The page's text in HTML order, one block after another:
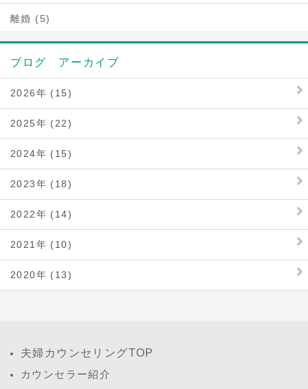
離婚 (5)
ブログ アーカイブ
2026年 (15)
2025年 (22)
2024年 (15)
2023年 (18)
2022年 (14)
2021年 (10)
2020年 (13)
夫婦カウンセリングTOP
カウンセラー紹介